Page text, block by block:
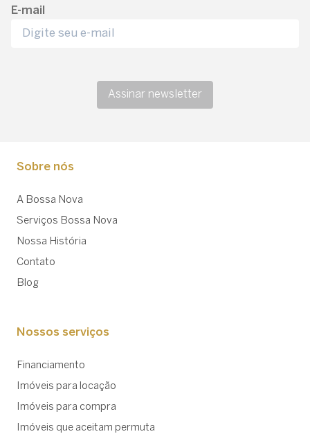
E-mail
Assinar newsletter
Sobre nós
A Bossa Nova
Serviços Bossa Nova
Nossa História
Contato
Blog
Nossos serviços
Financiamento
Imóveis para locação
Imóveis para compra
Imóveis que aceitam permuta